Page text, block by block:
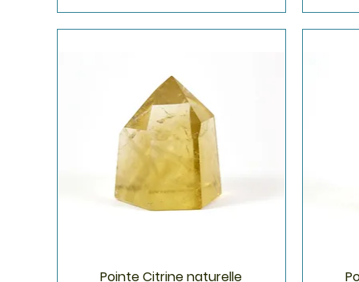
Aperçu rapide
Pointe Citrine naturelle